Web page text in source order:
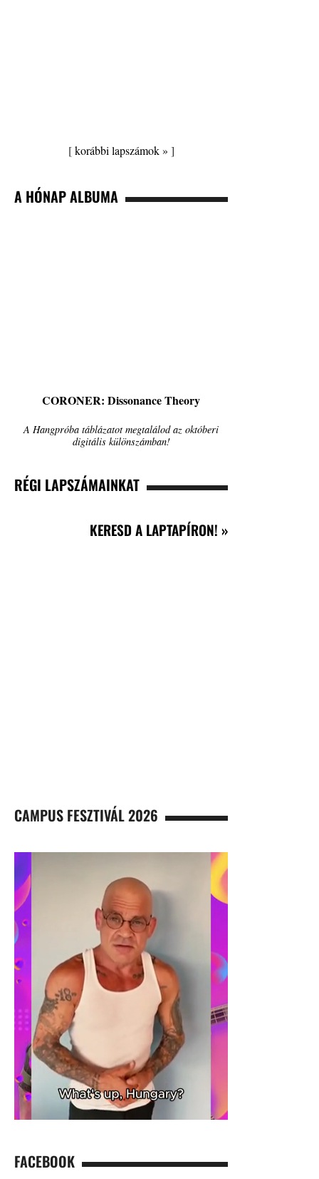
[korábbi lapszámok » ]
A HÓNAP ALBUMA
CORONER: Dissonance Theory
A Hangpróba táblázatot megtalálod az októberi
digitális különszámban!
RÉGI LAPSZÁMAINKAT
KERESD A LAPTAPÍRON! »
CAMPUS FESZTIVÁL 2026
FACEBOOK